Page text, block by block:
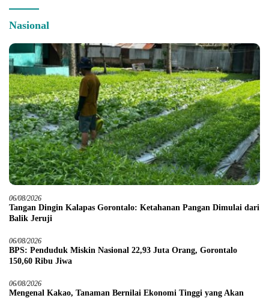
Nasional
06/08/2026
Tangan Dingin Kalapas Gorontalo: Ketahanan Pangan Dimulai dari
Balik Jeruji
06/08/2026
BPS: Penduduk Miskin Nasional 22,93 Juta Orang, Gorontalo
150,60 Ribu Jiwa
06/08/2026
Mengenal Kakao, Tanaman Bernilai Ekonomi Tinggi yang Akan